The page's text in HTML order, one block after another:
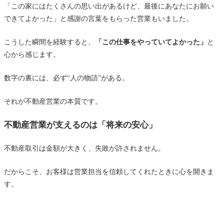
「この家にはたくさんの思い出があるけど、最後にあなたにお願い
できてよかった」と感謝の言葉をもらった営業もいました。
こうした瞬間を経験すると、 「この仕事をやっていてよかった」 と
心から感じます。
数字の裏には、必ず“人の物語”がある。
それが不動産営業の本質です。
不動産営業が支えるのは「将来の安心」
不動産取引は金額が大きく、失敗が許されません。
だからこそ、お客様は営業担当を信頼してくれたときに心を開きま
す。